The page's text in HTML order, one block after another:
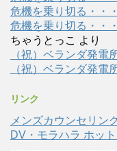
危機を乗り切る・・
危機を乗り切る・・
ちゃうとっこ より
（祝）ベランダ発電
（祝）ベランダ発電
リンク
メンズカウンセリン
DV・モラハラ ホッ